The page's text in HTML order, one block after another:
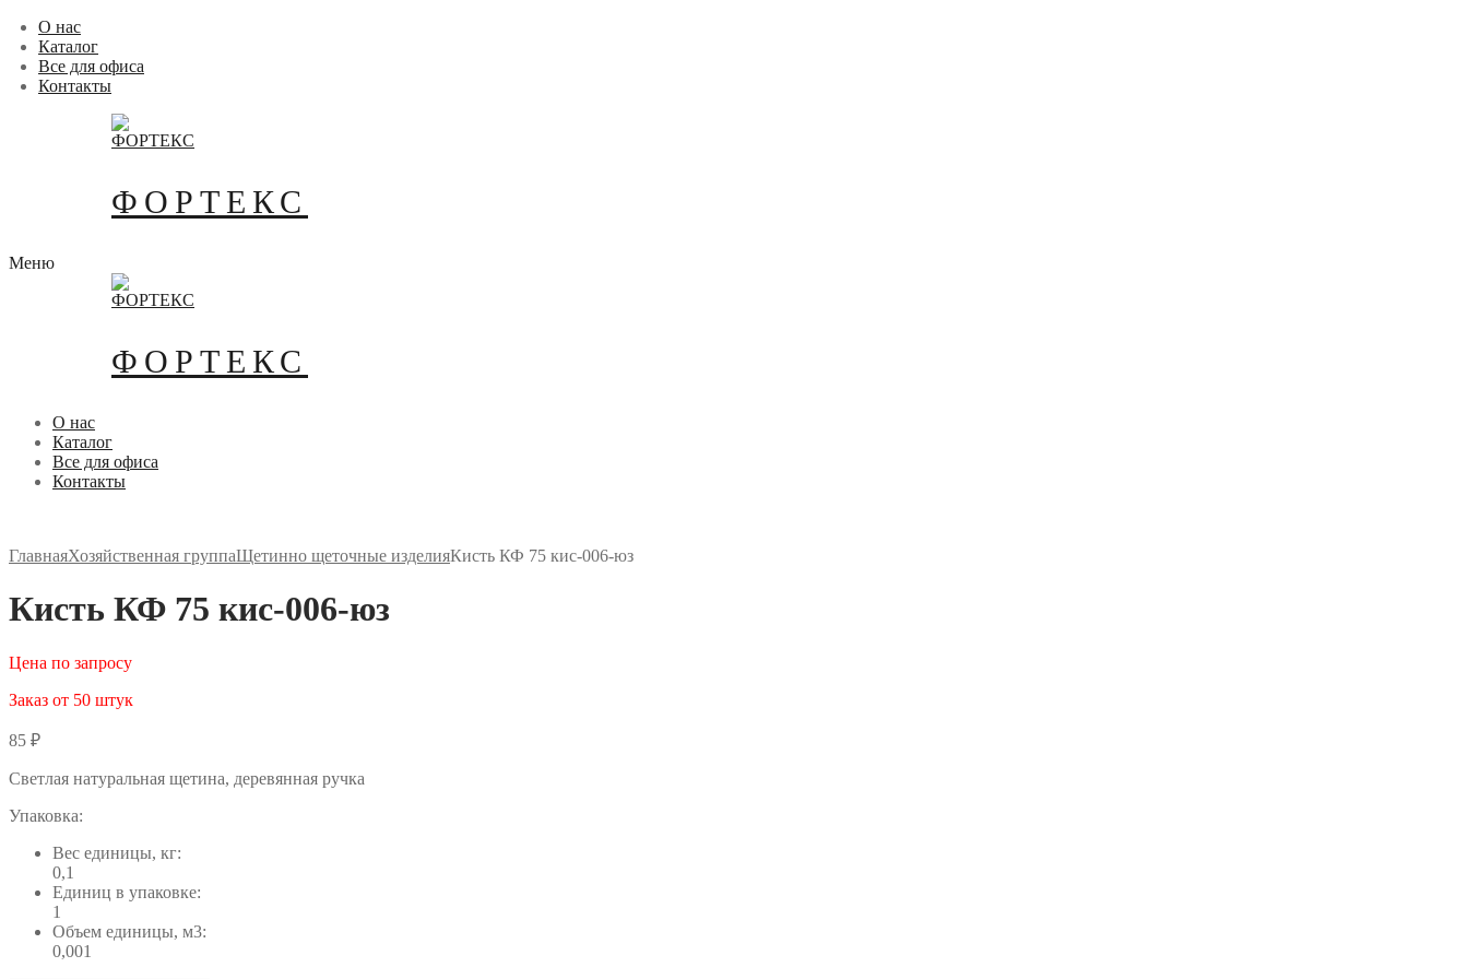
Перейти
содержимому
Меню
Закрыть
О нас
Каталог
Все для офиса
Контакты
ФОРТЕКС
Меню
ФОРТЕКС
О нас
Каталог
Все для офиса
Контакты
ГлавнаяХозяйственная группаЩетинно щеточные изделияКисть КФ 75 кис-006-юз
Кисть КФ 75 кис-006-юз
Цена по запросу
Заказ от 50 штук
85 ₽
Светлая натуральная щетина, деревянная ручка
Упаковка:
Вес единицы, кг:
0,1
Единиц в упаковке:
1
Объем единицы, м3:
0,001